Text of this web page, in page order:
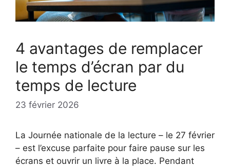
4 avantages de remplacer
le temps d’écran par du
temps de lecture
23 février 2026
La Journée nationale de la lecture – le 27 février
– est l’excuse parfaite pour faire pause sur les
écrans et ouvrir un livre à la place. Pendant